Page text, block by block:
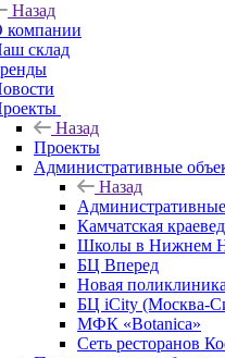
Назад
компании
склад
Назад
Проекты
Административные
Назад
Камчатская
Школы в Нижнем
БЦ Вперед
Новая
БЦ iCity (Москва-
МФК «Botanica»
Сеть ресторанов